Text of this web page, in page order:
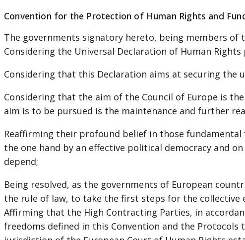
Convention for the Protection of Human Rights and
The governments signatory hereto, being members of
Considering the Universal Declaration of Human
Considering that this Declaration aims at securing the
Considering that the aim of the Council of Europe is
aim is to be pursued is the maintenance and further
Reaffirming their profound belief in those
the one hand by an effective political democracy and
depend;
Being resolved, as the governments of European
the rule of law, to take the first steps for the
Affirming that the High Contracting Parties, in
freedoms defined in this Convention and the